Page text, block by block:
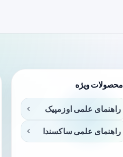
محصولات ویژه
راهنمای علمی اوزمپیک
راهنمای علمی ساکسندا